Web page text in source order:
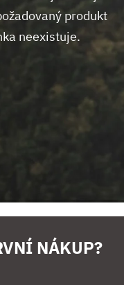
produkt
neexistuje.
NÁKUP?